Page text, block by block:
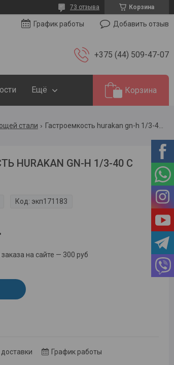
Корзина
73 отзыва
График работы Добавить отзыв
+375 (44) 509-47-07
Ещё Корзина
стали Гастроемкость hurakan gn-h 1/3-40 с ручками
HURAKAN GN-H 1/3-40 С
Код: экп171183
на сайте — 300 руб
График работы